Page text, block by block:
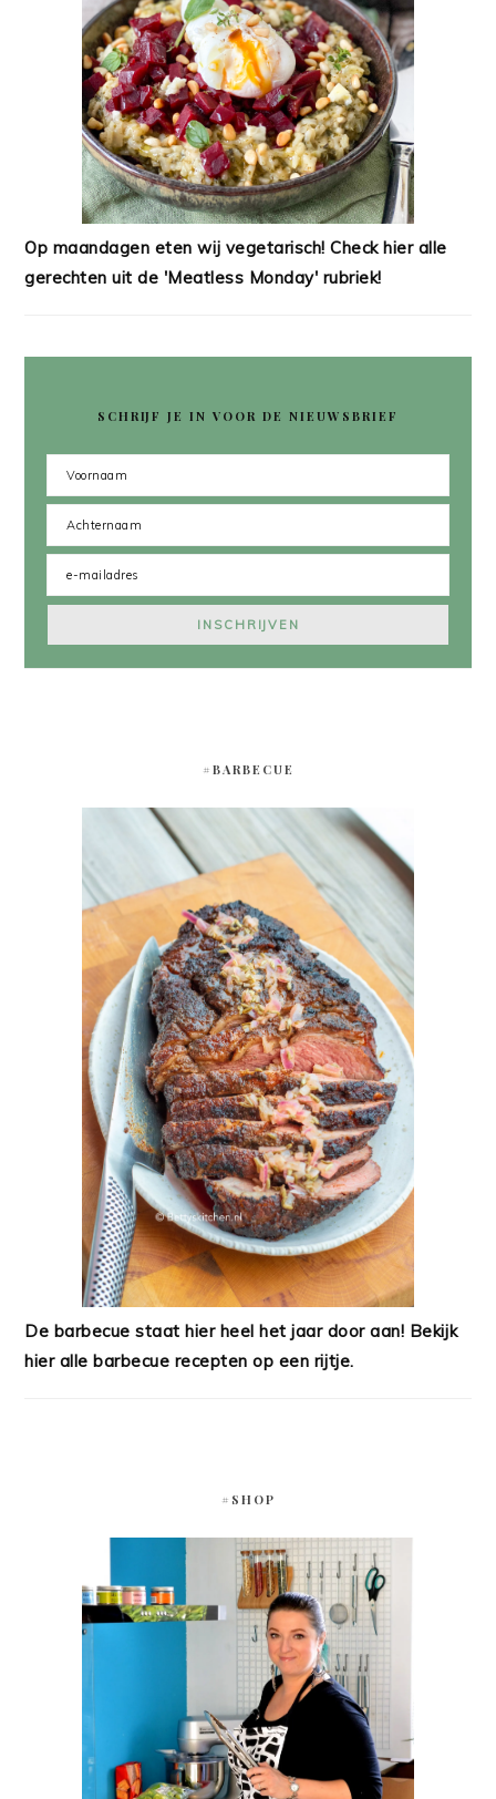
Op maandagen eten wij vegetarisch! Check hier alle
gerechten uit de 'Meatless Monday' rubriek!
SCHRIJF JE IN VOOR DE NIEUWSBRIEF
#BARBECUE
De barbecue staat hier heel het jaar door aan! Bekijk
hier alle barbecue recepten op een rijtje.
#SHOP